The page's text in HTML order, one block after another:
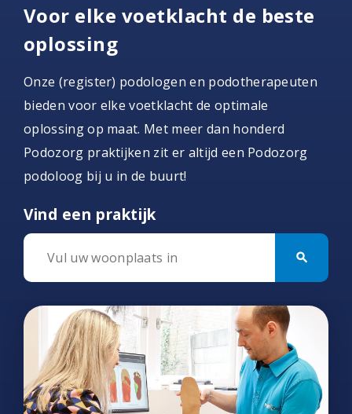
Voor elke voetklacht de beste
oplossing
Onze (register) podologen en podotherapeuten
bieden voor elke voetklacht de optimale
oplossing op maat. Met meer dan honderd
Podozorg praktijken zit er altijd een Podozorg
podoloog bij u in de buurt!
Vind een praktijk
search